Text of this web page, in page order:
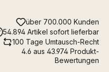
über 700.000 Kunden
54.894 Artikel sofort lieferbar
100 Tage Umtausch-Recht
4.6 aus 43.974 Produkt-
Bewertungen